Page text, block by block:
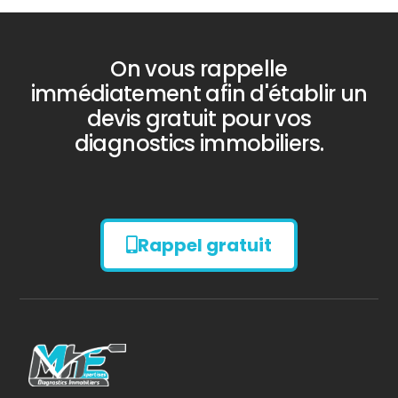
Diagnostic
AMIANTE
On vous rappelle
immédiatement afin d'établir un
devis gratuit pour vos
diagnostics immobiliers.
Rappel gratuit